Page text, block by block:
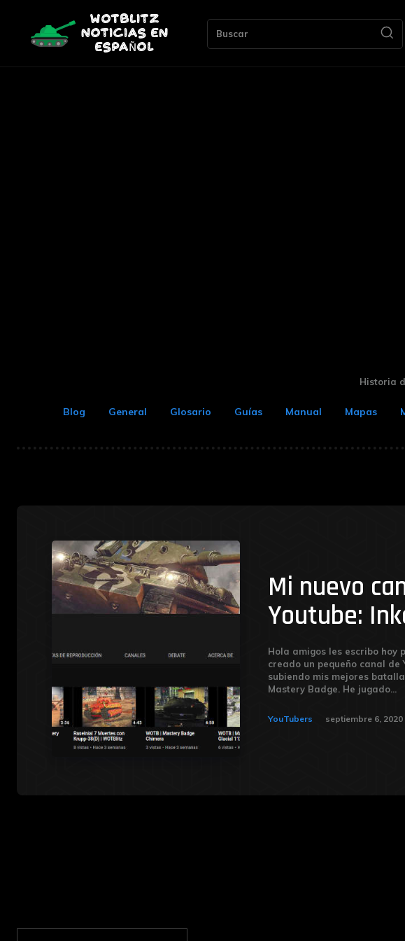
Buscar
Historia
Blog General Glosario Guías Manual Mapas
Mi nuevo
Youtube:
Hola amigos les escribo hoy
creado un pequeño canal de
subiendo mis mejores
Mastery Badge. He jugado...
YouTubers septiembre 6, 2020